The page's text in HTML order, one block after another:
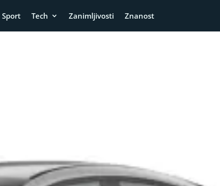
Sport Tech Zanimljivosti Znanost